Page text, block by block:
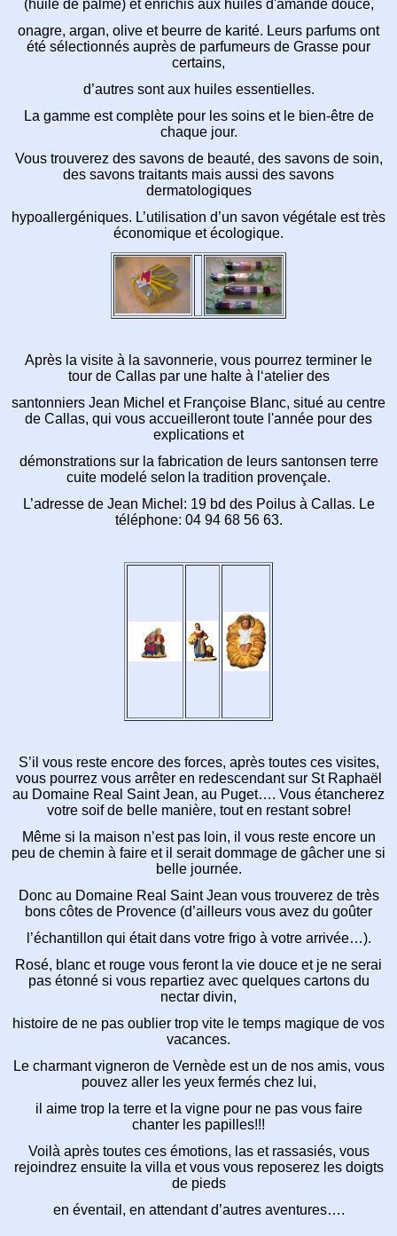
(huile de palme) et enrichis aux huiles d'amande douce,
onagre, argan, olive et beurre de karité. Leurs parfums ont
été sélectionnés auprès de parfumeurs de Grasse pour
certains,
d’autres sont aux huiles essentielles.
La gamme est complète pour les soins et le bien-être de
chaque jour.
Vous trouverez des savons de beauté, des savons de soin,
des savons traitants mais aussi des savons
dermatologiques
hypoallergéniques. L’utilisation d’un savon végétale est très
économique et écologique.
Après la visite à la savonnerie, vous pourrez terminer le
tour de Callas par une halte à l‘atelier des
santonniers Jean Michel et Françoise Blanc, situé au centre
de Callas, qui vous accueilleront toute l'année pour des
explications et
démonstrations sur la fabrication de leurs santonsen terre
cuite modelé selon la tradition provençale.
L’adresse de Jean Michel: 19 bd des Poilus à Callas. Le
téléphone: 04 94 68 56 63.
S’il vous reste encore des forces, après toutes ces visites,
vous pourrez vous arrêter en redescendant sur St Raphaël
au Domaine Real Saint Jean, au Puget…. Vous étancherez
votre soif de belle manière, tout en restant sobre!
Même si la maison n’est pas loin, il vous reste encore un
peu de chemin à faire et il serait dommage de gâcher une si
belle journée.
Donc au Domaine Real Saint Jean vous trouverez de très
bons côtes de Provence (d’ailleurs vous avez du goûter
l’échantillon qui était dans votre frigo à votre arrivée…).
Rosé, blanc et rouge vous feront la vie douce et je ne serai
pas étonné si vous repartiez avec quelques cartons du
nectar divin,
histoire de ne pas oublier trop vite le temps magique de vos
vacances.
Le charmant vigneron de Vernède est un de nos amis, vous
pouvez aller les yeux fermés chez lui,
il aime trop la terre et la vigne pour ne pas vous faire
chanter les papilles!!!
Voilà après toutes ces émotions, las et rassasiés, vous
rejoindrez ensuite la villa et vous vous reposerez les doigts
de pieds
en éventail, en attendant d’autres aventures….